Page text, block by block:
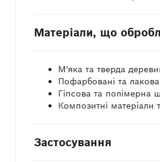
Матеріали, що
М'яка та тверда
Пофарбовані та
Гіпсова та полімерна
Композитні
Застосування